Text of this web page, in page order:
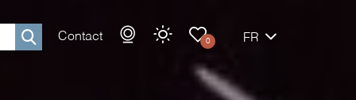
Rechercher
Contact 0 FR